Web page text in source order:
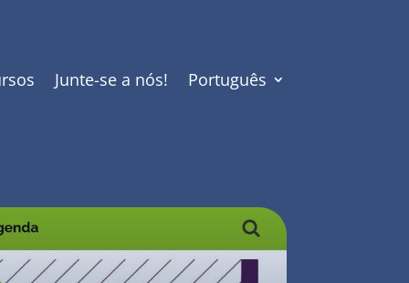
Junte-se a nós! Português